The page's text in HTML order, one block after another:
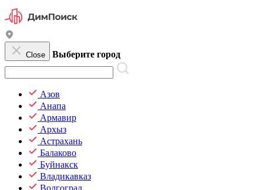
Close Выберите город
Азов
Анапа
Армавир
Архыз
Астрахань
Балаково
Буйнакск
Владикавказ
Волгоград